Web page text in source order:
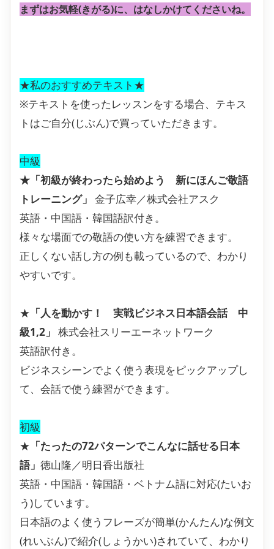
まずはお気軽(きがる)に、はなしかけてくださいね。
★私のおすすめテキスト★
※テキストを使ったレッスンをする場合、テキス
トはご自分(じぶん)で買っていただきます。
中級
★「初級が終わったら始めよう 新にほんご敬語
トレーニング」 金子広幸／株式会社アスク
英語・中国語・韓国語訳付き。
様々な場面での敬語の使い方を練習できます。
正しくない話し方の例も載っているので、わかり
やすいです。
★ 「人を動かす！ 実戦ビジネス日本語会話 中
級1,2」 株式会社スリーエーネットワーク
英語訳付き。
ビジネスシーンでよく使う表現をピックアップし
て、会話で使う練習ができます。
初級
★ 「たったの72パターンでこんなに話せる日本
語」 徳山隆／明日香出版社
英語・中国語・韓国語・ベトナム語に対応(たいお
う)しています。
日本語のよく使うフレーズが簡単(かんたん)な例文
(れいぶん)で紹介(しょうかい)されていて、わかり